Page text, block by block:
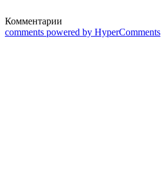
Комментарии
comments powered by HyperComments